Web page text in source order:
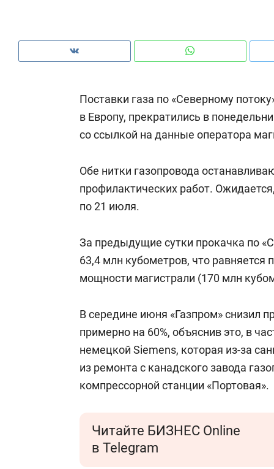
Поставки газа по «Северному
в Европу, прекратились в
со ссылкой на данные оператора
Обе нитки газопровода
профилактических работ.
по 21 июля.
За предыдущие сутки прокачка по
63,4 млн кубометров, что равняется
мощности магистрали (170 млн
В середине июня «Газпром» снизил
примерно на 60%, объяснив это, в
немецкой Siemens, которая из-за
из ремонта с канадского завода
компрессорной станции «Портовая».
Читайте БИЗНЕС Online
в Telegram
Падел, фитнес, танцы и даже
ниндзя-зал: как ТРЦ «Франт»
стал Меккой для любителей
когда
свою